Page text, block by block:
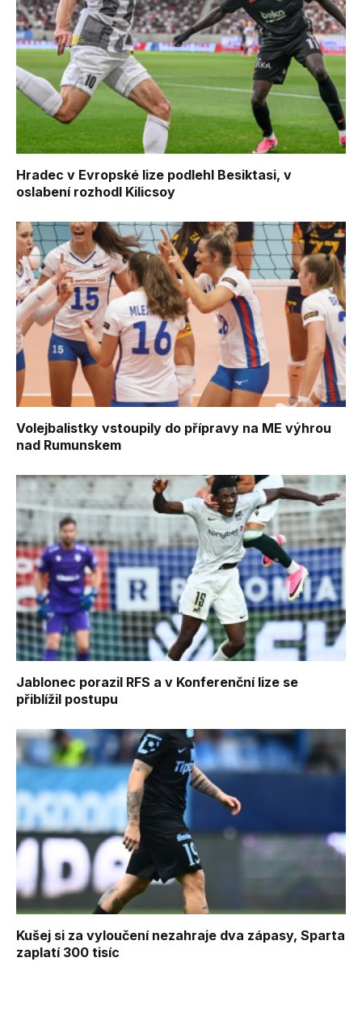
Hradec v Evropské lize podlehl Besiktasi, v
oslabení rozhodl Kilicsoy
Volejbalistky vstoupily do přípravy na ME výhrou
nad Rumunskem
Jablonec porazil RFS a v Konferenční lize se
přiblížil postupu
Kušej si za vyloučení nezahraje dva zápasy, Sparta
zaplatí 300 tisíc